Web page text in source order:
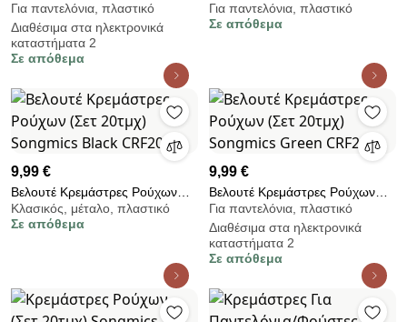
(Σετ 20τμχ) Songmics Pink
CRF20PK
Για παντελόνια, πλαστικό
Διαθέσιμα στα ηλεκτρονικά
καταστήματα 2
Σε απόθεμα
(Σετ 20τμχ) Songmics Blue
CRF20VX
Για παντελόνια, πλαστικό
Σε απόθεμα
9,99 €
Βελουτέ Κρεμάστρες Ρούχων
(Σετ 20τμχ) Songmics Black
CRF20B
Κλασικός, μέταλο, πλαστικό
Σε απόθεμα
9,99 €
Βελουτέ Κρεμάστρες Ρούχων
(Σετ 20τμχ) Songmics Green
CRF20V
Για παντελόνια, πλαστικό
Διαθέσιμα στα ηλεκτρονικά
καταστήματα 2
Σε απόθεμα